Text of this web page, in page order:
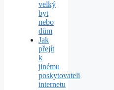
velký
byt
nebo
dům
Jak
přejít
k
jinému
poskytovateli
internetu